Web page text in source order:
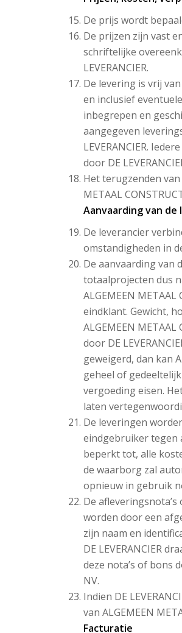
De prijs wordt
De prijzen zijn vast
schriftelijke
LEVERANCIER.
De levering is vrij
en inclusief
inbegrepen en
aangegeven
LEVERANCIER.
door DE
Het terugzenden
METAAL
Aanvaarding van de
De leverancier
omstandigheden in
De aanvaarding van
totaalprojecten dus
ALGEMEEN
eindklant. Gewicht,
ALGEMEEN
door DE
geweigerd, dan kan
geheel of
vergoeding eisen.
laten
De leveringen
eindgebruiker tegen
beperkt tot, alle
de waarborg zal
opnieuw in gebruik
De
worden door een
zijn naam en
DE LEVERANCIER
deze nota’s of bons
NV.
Indien DE
van ALGEMEEN
Facturatie